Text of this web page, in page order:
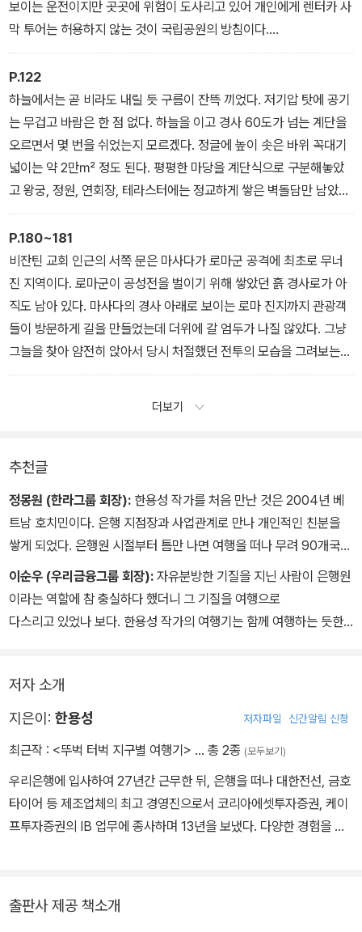
세계 3대 폭포라고 한다. 빅토리아 폭포는 낙차가 108m로 높이가 최
고다. 물 떨어지는 소리가 천둥 치는 것 같다.북미의 나이아가라, 남미
의 이구아수, 아프리카의 빅토리아 폭포를 세계 3대 폭포라고 한다.
빅토리아 폭포는 낙차가 108m로 높이가 최고다. 물 떨어지는 소리가
천둥 치는 것 같다. 물안개가 솟구쳐서 구름 기둥을 만든다는데, 어쩐
지 물 떨어지는 소리부터 시원치 않고 입구부터 격하게 반긴다는 물
보라도 내게는 눈길조차 주지 않는다.
수량이 대폭 줄어든 건기에 와서 성난 모습을 보여달라는 것은 억지
일까? 10월부터 시작하는 우기처럼 엄청난 수량에서 뿜어져 나오는
폭포 안쪽의 절벽을 볼 수 있고 ‘지옥의 수영장’이나 래프팅을 즐길 수
있다.
- ‘천둥소리가 나는 연기, 빅토리아 폭포’ 중에서
보이는 운전이지만 곳곳에 위험이 도사리고 있어 개인에게 렌터카 사
막 투어는 허용하지 않는 것이 국립공원의 방침이다.
사막 가운데 물고기 모양의 잉카와시섬에는 이미 많은 지프가 도착해
이곳저곳에서 연기를 피우며 점심 준비가 한창이다. 성인 남성의 키
보다 큰 선인장들이 빽빽한 바위산으로 올라가는 길은
온통 자갈밭이다. 미끄러워 다리에 힘을 바짝 싣고 조심스럽게 한 발
한발 내디뎌보았다.
입구에서 선인장을 배경으로 사진만 찍는 사람들을 뒤로한 채 배고픔
을 참아가며 정상에 올랐다. 평평한 터에는 ‘8월 광장(Plaza 1 de A
GOSTO)’이라는 팻말이 꽂혀 있다. 정확한 용도를 알 수 없는 곳이
지만, 정령에게 제사를 지내던 곳이 아닌가 싶다.
사방으로 보이는 것은 눈이 수북이 쌓인 것같이 끝이 보이지 않는 하
얀 소금 사막뿐이다. 거기서 반사되는 빛은 매우 강렬해 선글라스를
쓰지 않으면 눈을 뜨기가 쉽지 않다. 동서남북으로 보이는 지평선의
경치에 감탄사만 연발했다.
- 여행가들의 버킷리스트 1위, 볼리비아 우유니 소금 사막
P.122
하늘에서는 곧 비라도 내릴 듯 구름이 잔뜩 끼었다. 저기압 탓에 공기
는 무겁고 바람은 한 점 없다. 하늘을 이고 경사 60도가 넘는 계단을
오르면서 몇 번을 쉬었는지 모르겠다. 정글에 높이 솟은 바위 꼭대기
넓이는 약 2만㎡ 정도 된다. 평평한 마당을 계단식으로 구분해놓았
고 왕궁, 정원, 연회장, 테라스터에는 정교하게 쌓은 벽돌담만 남았다.
수영장(저수지)은 길이 90m에 폭 68m, 깊이 7m로 화강암을 파서
물의 누수가 없도록 고안했다. 수영장이 내려다보이는 곳에 마련된
왕의 돌의자는 세공을 잘해 반질거렸다. 더욱 놀라운 것은 코끼리를
이용한 승강기가 있었다는 사실이다. 물은 수압을 이용해 바위 아래
에서 이 높은 곳까지 공급했다. 동양의 마추픽추라고 불리는 시기리
야. 아픈 가족사의 역사 위에 수많은 백성의 피땀, 주검들로 건축된 이
유적이 지금 어렵게 사는 스리랑카인에게 최고 수익원의 관광 자원이
라니 ‘역사의 아이러니’가 아닐까.
P.180~181
비잔틴 교회 인근의 서쪽 문은 마사다가 로마군 공격에 최초로 무너
진 지역이다. 로마군이 공성전을 벌이기 위해 쌓았던 흙 경사로가 아
직도 남아 있다. 마사다의 경사 아래로 보이는 로마 진지까지 관광객
들이 방문하게 길을 만들었는데 더위에 갈 엄두가 나질 않았다. 그냥
그늘을 찾아 얌전히 앉아서 당시 처절했던 전투의 모습을 그려보는
것으로 만족했다.
격하지 않을 것을 예상해 유대 포로에게 경사로를 쌓게 하고, 그 경사
시체 960여 기의 영접을 받은 실바 장군과 병사들의 놀란 모습도 떠
올려봤다. 세계 전쟁사에서 왜 이 전투를 ‘가장 치욕적인 승리이자 가
장 아름다운 패배’라고 부르겠는가.
여러 성인이 서로의 다름을 인정하고 더불어 살아야만 천국행 열차를
탈 수 있다고 2,000년 동안을 온갖 좋은 말로 꼬드겨도 아직도 세계
곳곳에서 벌어지는 전쟁으로 인명 피해가 크다. 안타까움을 넘어 그
더보기
추천글
정몽원 (한라그룹 회장): 한용성 작가를 처음 만난 것은 2004년 베
트남 호치민이다. 은행 지점장과 사업관계로 만나 개인적인 친분을
쌓게 되었다. 은행원 시절부터 틈만 나면 여행을 떠나 무려 90개국을
돌아다녔단다. 원고와 사진을 보다가 여행에 가장 필요한 것이 ‘용
기’임을 깨달았다. 나도 용기를 내어 한용성 작가가 탐험한 지구별 여
행을 하고 싶다. 여행을 떠나고 싶은 독자들에게 추천한다.
이순우 (우리금융그룹 회장): 자유분방한 기질을 지닌 사람이 은행원
이라는 역할에 참 충실하다 했더니 그 기질을 여행으로
다스리고 있었나 보다. 한용성 작가의 여행기는 함께 여행하는 듯한
끌었다. 프롤로그에 쓴 저자의 말처럼 많은 직장인들이 이 책을 읽고
여행을 떠나기를 바란다.
저자 소개
지은이: 한용성 저자파일 신간알림 신청
최근작 : <뚜벅 터벅 지구별 여행기> … 총 2종 (모두보기)
우리은행에 입사하여 27년간 근무한 뒤, 은행을 떠나 대한전선, 금호
타이어 등 제조업체의 최고 경영진으로서 코리아에셋투자증권, 케이
프투자증권의 IB 업무에 종사하며 13년을 보냈다. 다양한 경험을 하
덕분에 답답한 직장생활을 견뎌낼 수 있었다. 교직에 있는 아내와 함
출판사 제공 책소개